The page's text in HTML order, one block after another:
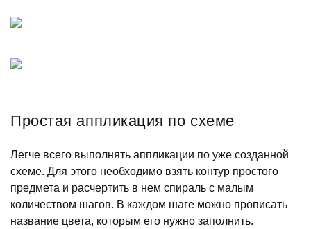
Простая аппликация по схеме
Легче всего выполнять аппликации по уже созданной
схеме. Для этого необходимо взять контур простого
предмета и расчертить в нем спираль с малым
количеством шагов. В каждом шаге можно прописать
название цвета, которым его нужно заполнить.